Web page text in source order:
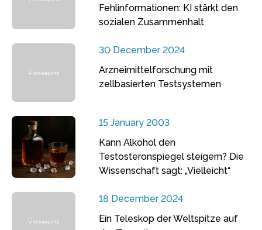
Fehlinformationen: KI stärkt den
sozialen Zusammenhalt
30 December 2024
Arzneimittelforschung mit
zellbasierten Testsystemen
15 January 2003
Kann Alkohol den
Testosteronspiegel steigern? Die
Wissenschaft sagt: „Vielleicht“
18 December 2024
Ein Teleskop der Weltspitze auf